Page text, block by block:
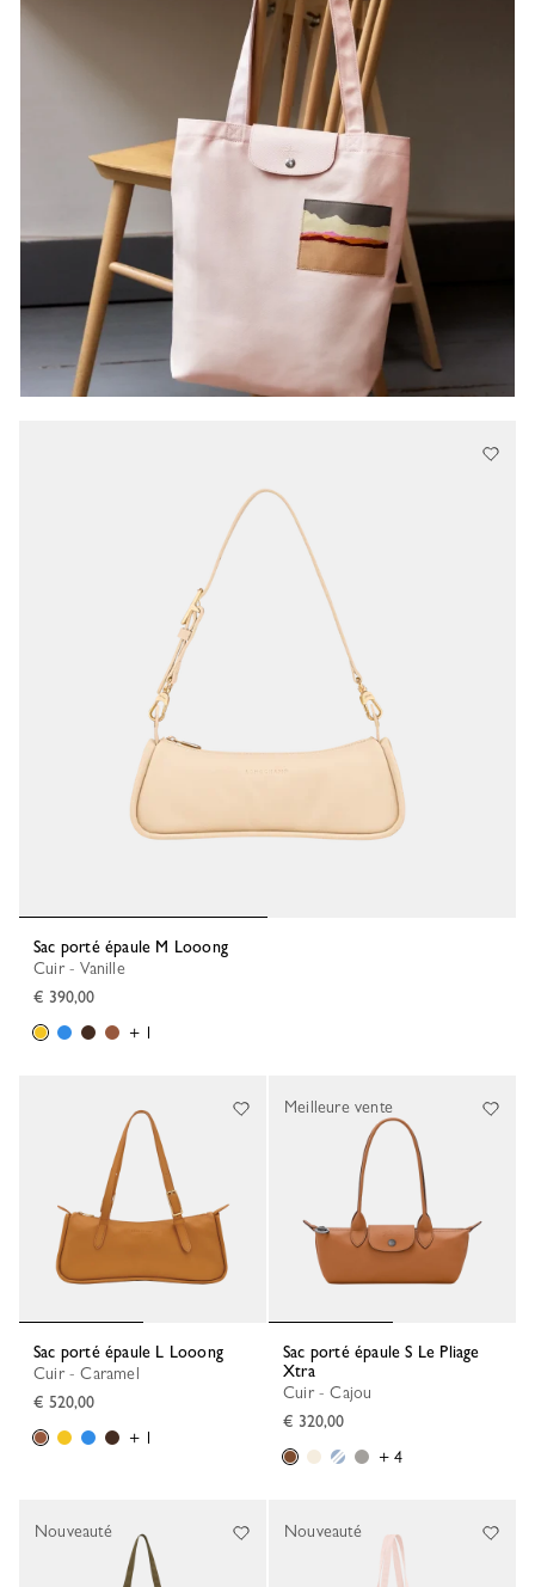
Sac porté épaule M Looong
Cuir - Vanille
€ 390,00
+ 1
Sac porté épaule L Looong
Cuir - Caramel
€ 520,00
+ 1
Sac porté épaule S Le Pliage
Xtra
Cuir - Cajou
€ 320,00
+ 4
Meilleure vente
Nouveauté Nouveauté